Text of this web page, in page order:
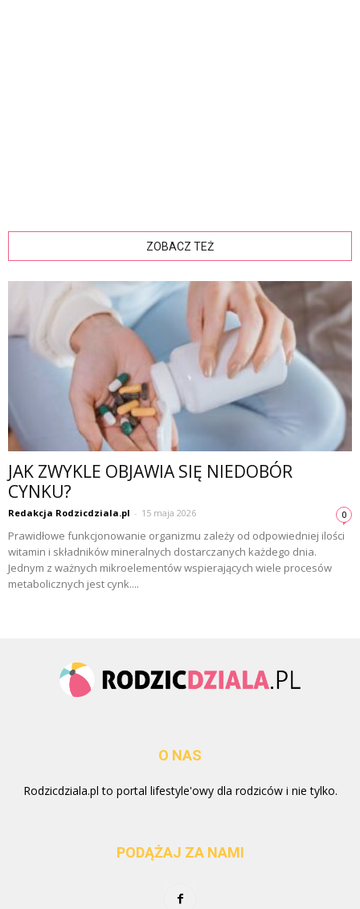
ZOBACZ TEŻ
JAK ZWYKLE OBJAWIA SIĘ NIEDOBÓR
CYNKU?
Redakcja Rodzicdziala.pl - 15 maja 2026 0
Prawidłowe funkcjonowanie organizmu zależy od odpowiedniej ilości
witamin i składników mineralnych dostarczanych każdego dnia.
Jednym z ważnych mikroelementów wspierających wiele procesów
metabolicznych jest cynk....
O NAS
Rodzicdziala.pl to portal lifestyle'owy dla rodziców i nie tylko.
PODĄŻAJ ZA NAMI